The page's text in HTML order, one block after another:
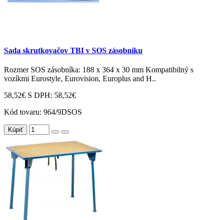
Sada skrutkovačov TBI v SOS zásobníku
Rozmer SOS zásobníka: 188 x 364 x 30 mm Kompatibilný s
vozíkmi Eurostyle, Eurovision, Europlus and H..
58,52€ S DPH: 58,52€
Kód tovaru: 964/9DSOS
Kúpiť